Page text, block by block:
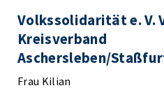
Volkssolidarität e.
Kreisverband
Aschersleben/
Frau Kilian